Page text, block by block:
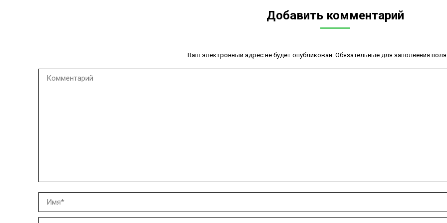
Добавить комментарий
Ваш электронный адрес не будет опубликован. Обязательные для заполнения
Комментарий
Имя *